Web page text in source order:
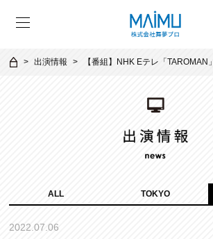
出演情報 【番組】NHK Eテレ「TAROMAN」
ALL TOKYO
2022.07.06